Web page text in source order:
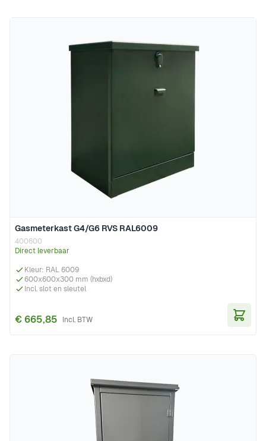
Gasmeterkast G4/G6 RVS RAL6009
400600
Direct leverbaar
Kleur: RAL 6009
600x600x300 mm (hxbxd)
Incl. slot en sleutel
€ 665,85